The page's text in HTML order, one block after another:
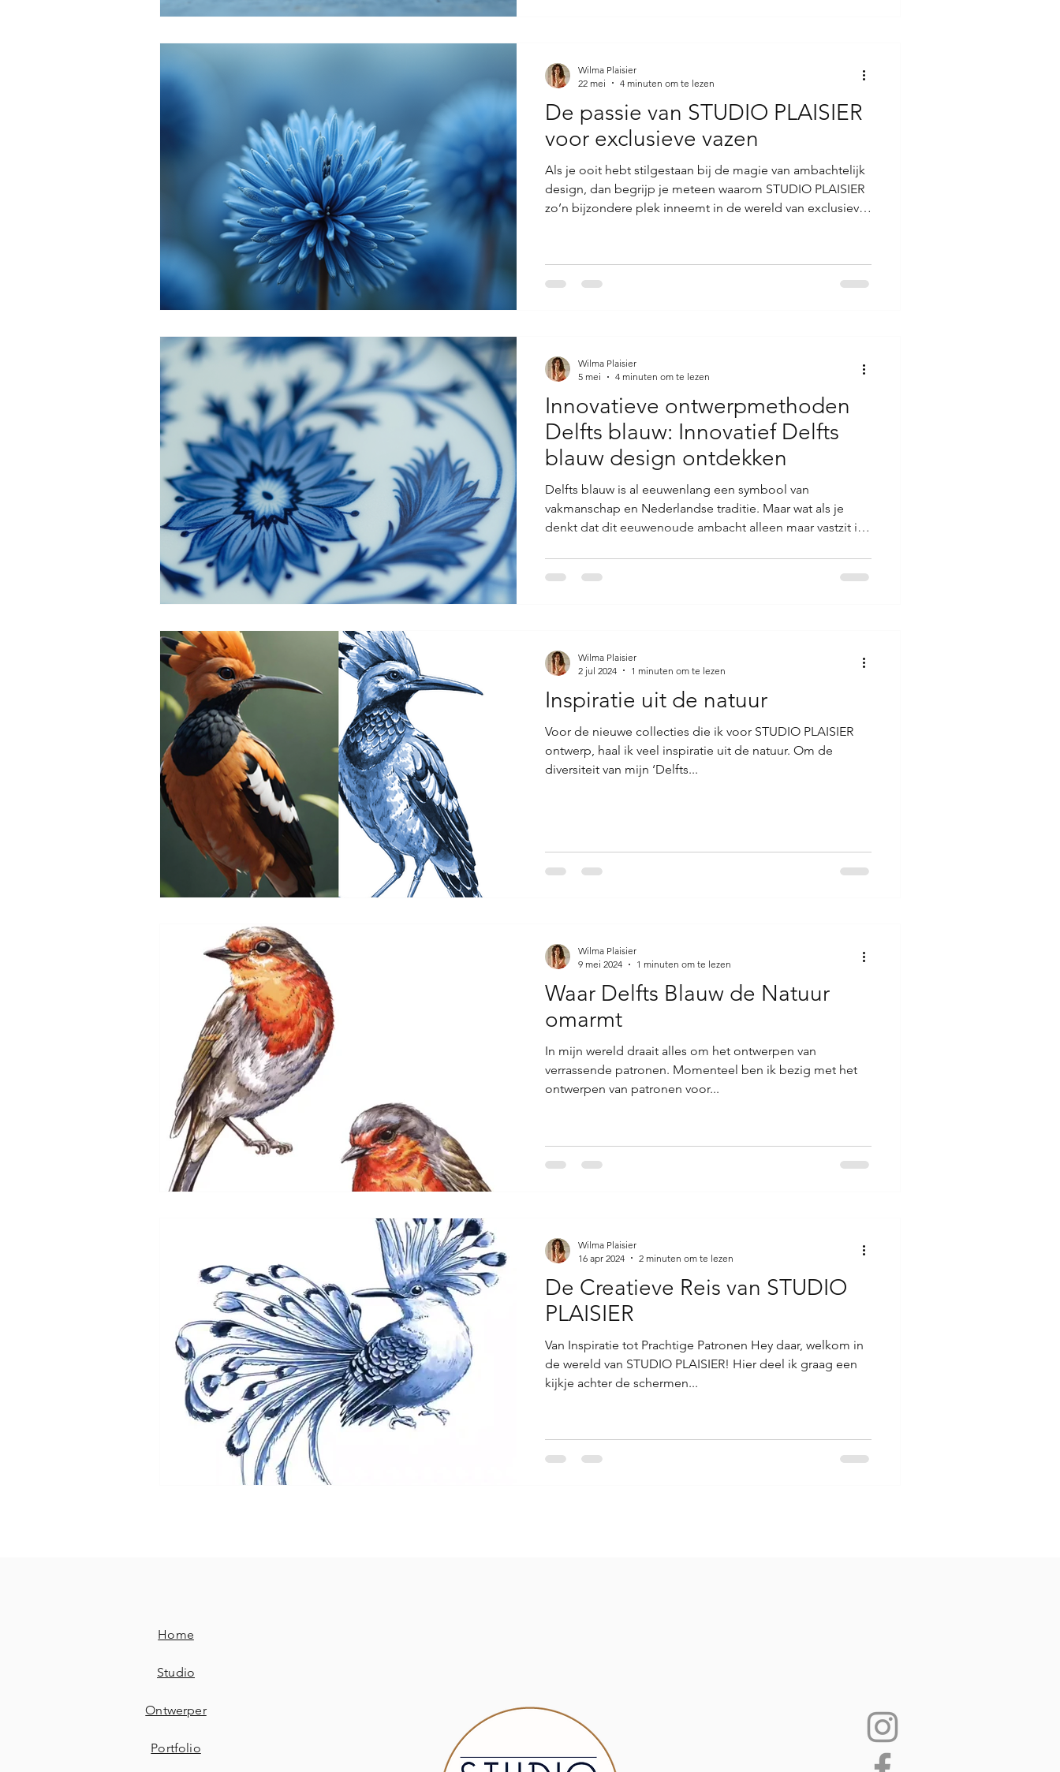
De passie van STUDIO PLAISIER
voor exclusieve vazen
Als je ooit hebt stilgestaan bij de magie van ambachtelijk
design, dan begrijp je meteen waarom STUDIO PLAISIER
zo’n bijzondere plek inneemt in de wereld van exclusieve
passie voor het creëren van tijdloze kunstwerken. Elk stuk
vertelt een verhaal, een verhaal dat jij kunt voelen en zien
Wilma Plaisier
22 mei
4 minuten om te lezen
Innovatieve ontwerpmethoden
Delfts blauw: Innovatief Delfts
blauw design ontdekken
Delfts blauw is al eeuwenlang een symbool van
vakmanschap en Nederlandse traditie. Maar wat als je
denkt dat dit eeuwenoude ambacht alleen maar vastzit in
ideeën en moderne technieken wordt het klassieke
Wilma Plaisier
5 mei
4 minuten om te lezen
Inspiratie uit de natuur
Voor de nieuwe collecties die ik voor STUDIO PLAISIER
ontwerp, haal ik veel inspiratie uit de natuur. Om de
diversiteit van mijn ‘Delfts...
Wilma Plaisier
2 jul 2024
1 minuten om te lezen
Waar Delfts Blauw de Natuur
omarmt
In mijn wereld draait alles om het ontwerpen van
verrassende patronen. Momenteel ben ik bezig met het
ontwerpen van patronen voor...
Wilma Plaisier
9 mei 2024
1 minuten om te lezen
De Creatieve Reis van STUDIO
PLAISIER
Van Inspiratie tot Prachtige Patronen Hey daar, welkom in
de wereld van STUDIO PLAISIER! Hier deel ik graag een
kijkje achter de schermen...
Wilma Plaisier
16 apr 2024
2 minuten om te lezen
Home
Studio
Ontwerper
Portfolio